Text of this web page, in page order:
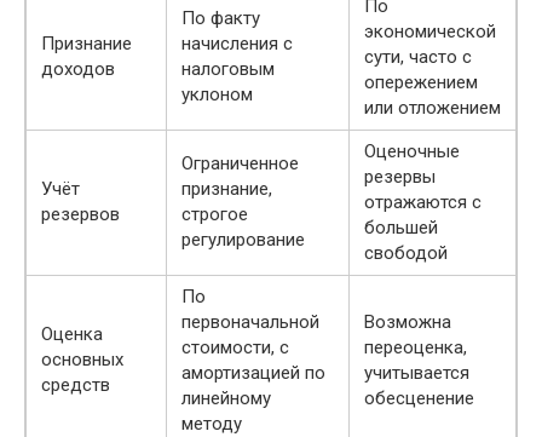
Признание
доходов
По факту
начисления с
налоговым
уклоном
По
экономической
сути, часто с
опережением
или отложением
Учёт
резервов
Ограниченное
признание,
строгое
регулирование
Оценочные
резервы
отражаются с
большей
свободой
Оценка
основных
средств
По
первоначальной
стоимости, с
амортизацией по
линейному
методу
Возможна
переоценка,
учитывается
обесценение